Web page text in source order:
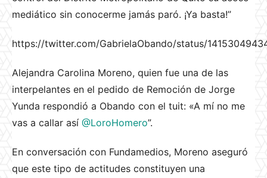
mediático sin conocerme jamás paró. ¡Ya basta!”
https://twitter.com/GabrielaObando/status/
Alejandra Carolina Moreno, quien fue una de las
interpelantes en el pedido de Remoción de Jorge
Yunda respondió a Obando con el tuit: «A mí no me
vas a callar así @LoroHomero”.
En conversación con Fundamedios, Moreno aseguró
que este tipo de actitudes constituyen una